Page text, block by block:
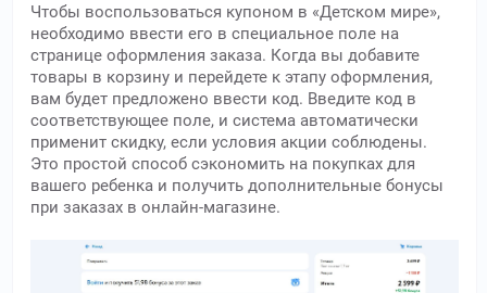
Чтобы воспользоваться купоном в «Детском мире»,
необходимо ввести его в специальное поле на
странице оформления заказа. Когда вы добавите
товары в корзину и перейдете к этапу оформления,
вам будет предложено ввести код. Введите код в
соответствующее поле, и система автоматически
применит скидку, если условия акции соблюдены.
Это простой способ сэкономить на покупках для
вашего ребенка и получить дополнительные бонусы
при заказах в онлайн-магазине.